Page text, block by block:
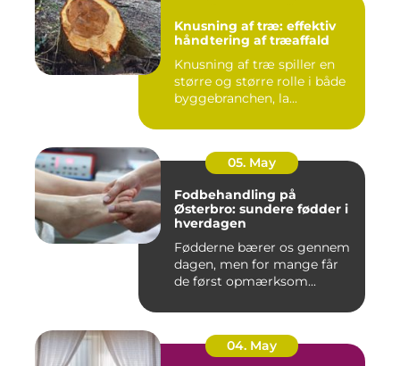
Knusning af træ: effektiv
håndtering af træaffald
Knusning af træ spiller en
større og større rolle i både
byggebranchen, la...
05. May
Fodbehandling på
Østerbro: sundere fødder i
hverdagen
Fødderne bærer os gennem
dagen, men for mange får
de først opmærksom...
04. May